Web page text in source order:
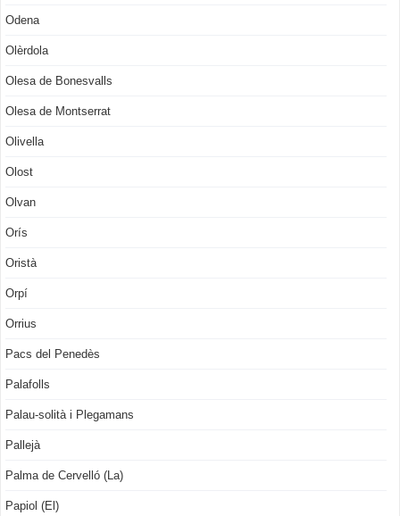
Odena
Olèrdola
Olesa de Bonesvalls
Olesa de Montserrat
Olivella
Olost
Olvan
Orís
Oristà
Orpí
Orrius
Pacs del Penedès
Palafolls
Palau-solità i Plegamans
Pallejà
Palma de Cervelló (La)
Papiol (El)